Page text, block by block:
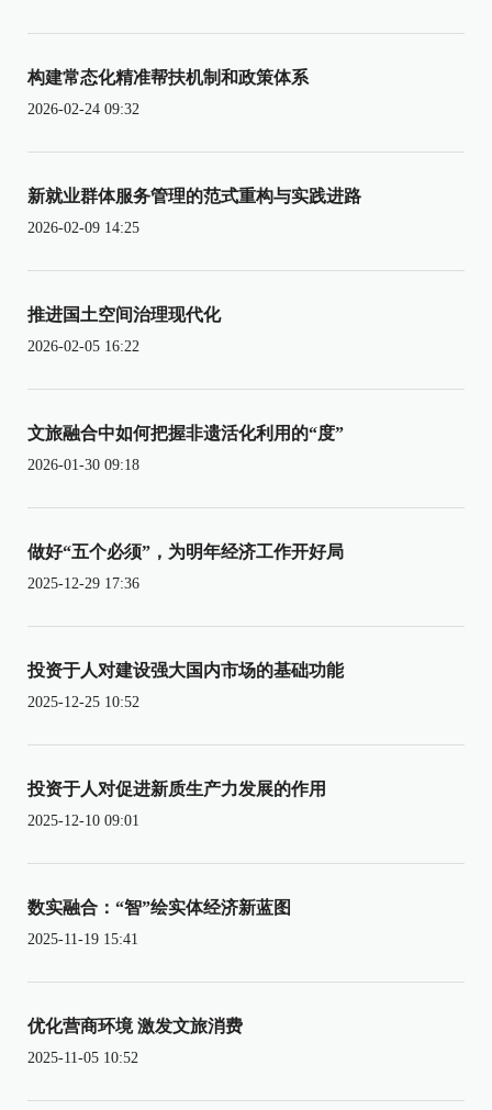
构建常态化精准帮扶机制和政策体系
2026-02-24 09:32
新就业群体服务管理的范式重构与实践进路
2026-02-09 14:25
推进国土空间治理现代化
2026-02-05 16:22
文旅融合中如何把握非遗活化利用的“度”
2026-01-30 09:18
做好“五个必须”，为明年经济工作开好局
2025-12-29 17:36
投资于人对建设强大国内市场的基础功能
2025-12-25 10:52
投资于人对促进新质生产力发展的作用
2025-12-10 09:01
数实融合：“智”绘实体经济新蓝图
2025-11-19 15:41
优化营商环境 激发文旅消费
2025-11-05 10:52